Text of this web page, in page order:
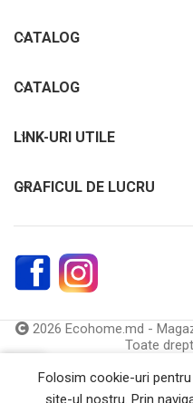
CATALOG
CATALOG
LINK-URI UTILE
GRAFICUL DE LUCRU
2026 Ecohome.md -
Toate
Folosim cookie-uri
site-ul nostru. Prin